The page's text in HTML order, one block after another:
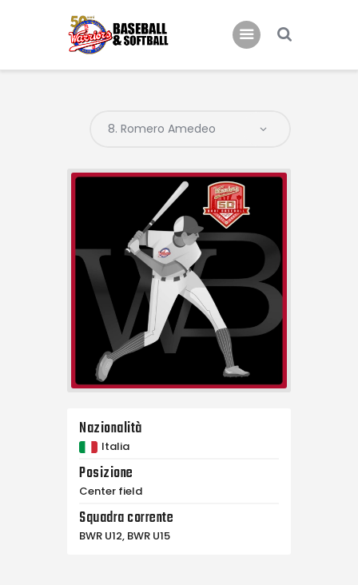
Home
B.C. Bari Warriors
Galleria Warriors
Nazionalità
Italia
Posizione
Center field
Squadra corrente
BWR U12, BWR U15